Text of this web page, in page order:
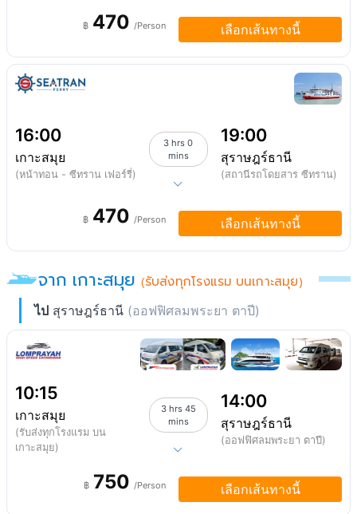
฿ 470 /Person เลือกเส้นทางนี้
16:00
เกาะสมุย
(หน้าทอน - ซีทราน เฟอร์รี่)
3 hrs 0
mins
19:00
สุราษฎร์ธานี
(สถานีรถโดยสาร ซีทราน)
฿ 470 /Person เลือกเส้นทางนี้
จาก เกาะสมุย (รับส่งทุกโรงแรม บนเกาะสมุย)
ไป สุราษฎร์ธานี (ออฟฟิศลมพระยา ตาปี)
10:15
เกาะสมุย
(รับส่งทุกโรงแรม บน
เกาะสมุย)
3 hrs 45
mins
14:00
สุราษฎร์ธานี
(ออฟฟิศลมพระยา ตาปี)
฿ 750 /Person เลือกเส้นทางนี้